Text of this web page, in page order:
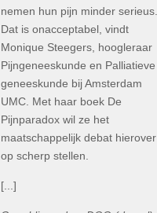
nemen hun pijn minder serieus.
Dat is onacceptabel, vindt
Monique Steegers, hoogleraar
Pijngeneeskunde en Palliatieve
geneeskunde bij Amsterdam
UMC. Met haar boek De
Pijnparadox wil ze het
maatschappelijk debat hierover
op scherp stellen.
[...]